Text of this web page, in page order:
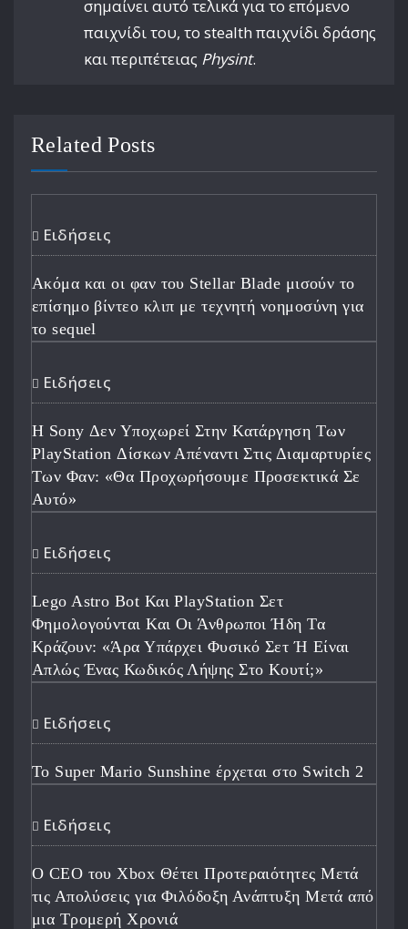
σημαίνει αυτό τελικά για το επόμενο
παιχνίδι του, το stealth παιχνίδι δράσης
και περιπέτειας Physint.
Related Posts
Ειδήσεις
Ακόμα και οι φαν του Stellar Blade μισούν το
επίσημο βίντεο κλιπ με τεχνητή νοημοσύνη για
το sequel
Ειδήσεις
Η Sony Δεν Υποχωρεί Στην Κατάργηση Των
PlayStation Δίσκων Απέναντι Στις Διαμαρτυρίες
Των Φαν: «Θα Προχωρήσουμε Προσεκτικά Σε
Αυτό»
Ειδήσεις
Lego Astro Bot Και PlayStation Σετ
Φημολογούνται Και Οι Άνθρωποι Ήδη Τα
Κράζουν: «Άρα Υπάρχει Φυσικό Σετ Ή Είναι
Απλώς Ένας Κωδικός Λήψης Στο Κουτί;»
Ειδήσεις
Το Super Mario Sunshine έρχεται στο Switch 2
Ειδήσεις
Ο CEO του Xbox Θέτει Προτεραιότητες Μετά
τις Απολύσεις για Φιλόδοξη Ανάπτυξη Μετά από
μια Τρομερή Χρονιά